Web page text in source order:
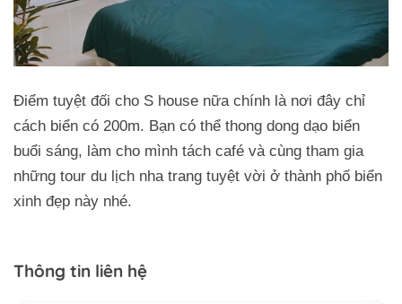
Điểm tuyệt đối cho S house nữa chính là nơi đây chỉ
cách biển có 200m. Bạn có thể thong dong dạo biển
buổi sáng, làm cho mình tách café và cùng tham gia
những tour du lịch nha trang tuyệt vời ở thành phố biển
xinh đẹp này nhé.
Thông tin liên hệ